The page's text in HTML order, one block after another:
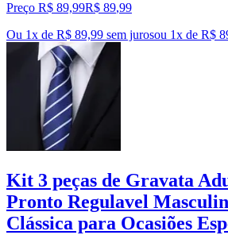
Preço R$ 89,99R$ 89,99
Ou 1x de R$ 89,99 sem jurosou 1x de R$
Kit 3 peças de Gravata
Pronto Regulavel
Clássica para Ocasiões